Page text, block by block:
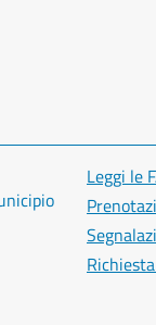
Leggi le